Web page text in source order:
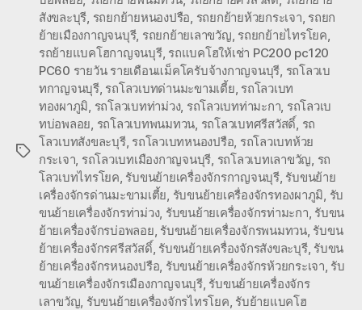
Tags
สังขละบุรี, รถยกย้ายหนองปรือ, รถยกย้ายห้วยกระเจา, รถยก
ย้ายเมืองกาญจนบุรี, รถยกย้ายเลาขวัญ, รถยกย้ายไทรโยค,
รถย้ายแบคโฮกาญจนบุรี, รถแบคโฮให้เช่า PC200 pc120
PC60 รายวัน รายเดือนแม็คโครับจ้างกาญจนบุรี, รถโลวเบ
ทกาญจนบุรี, รถโลวเบทด่านมะขามเตี้ย, รถโลวเบท
ทองผาภูมิ, รถโลวเบทท่าม่วง, รถโลวเบทท่ามะกา, รถโลวเบ
ทบ่อพลอย, รถโลวเบทพนมทวน, รถโลวเบทศรีสวัสดิ์, รถ
โลวเบทสังขละบุรี, รถโลวเบทหนองปรือ, รถโลวเบทห้วย
กระเจา, รถโลวเบทเมืองกาญจนบุรี, รถโลวเบทเลาขวัญ, รถ
โลวเบทไทรโยค, รับขนย้ายเครื่องจักรกาญจนบุรี, รับขนย้าย
เครื่องจักรด่านมะขามเตี้ย, รับขนย้ายเครื่องจักรทองผาภูมิ, รับ
ขนย้ายเครื่องจักรท่าม่วง, รับขนย้ายเครื่องจักรท่ามะกา, รับขน
ย้ายเครื่องจักรบ่อพลอย, รับขนย้ายเครื่องจักรพนมทวน, รับขน
ย้ายเครื่องจักรศรีสวัสดิ์, รับขนย้ายเครื่องจักรสังขละบุรี, รับขน
ย้ายเครื่องจักรหนองปรือ, รับขนย้ายเครื่องจักรห้วยกระเจา, รับ
ขนย้ายเครื่องจักรเมืองกาญจนบุรี, รับขนย้ายเครื่องจักร
เลาขวัญ, รับขนย้ายเครื่องจักรไทรโยค, รับย้ายแบคโฮ